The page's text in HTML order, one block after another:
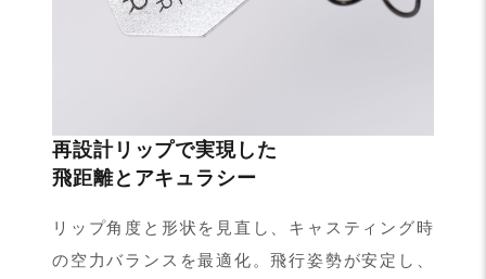
再設計リップで実現した
飛距離とアキュラシー
リップ角度と形状を見直し、キャスティング時
の空力バランスを最適化。飛行姿勢が安定し、